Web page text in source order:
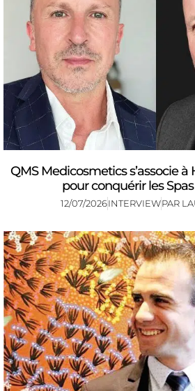
QMS Medicosmetics s’associe à
pour conquérir les
12/07/2026INTERVIEWPAR